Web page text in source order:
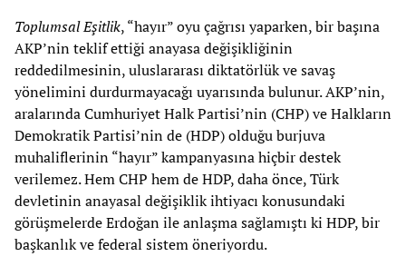
Toplumsal Eşitlik, “hayır” oyu çağrısı yaparken, bir başına
AKP’nin teklif ettiği anayasa değişikliğinin
reddedilmesinin, uluslararası diktatörlük ve savaş
yönelimini durdurmayacağı uyarısında bulunur. AKP’nin,
aralarında Cumhuriyet Halk Partisi’nin (CHP) ve Halkların
Demokratik Partisi’nin de (HDP) olduğu burjuva
muhaliflerinin “hayır” kampanyasına hiçbir destek
verilemez. Hem CHP hem de HDP, daha önce, Türk
devletinin anayasal değişiklik ihtiyacı konusundaki
görüşmelerde Erdoğan ile anlaşma sağlamıştı ki HDP, bir
başkanlık ve federal sistem öneriyordu.